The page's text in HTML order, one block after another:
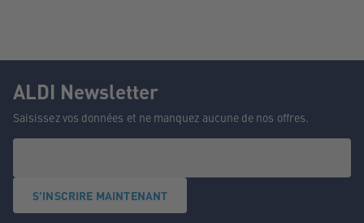
ALDI Newsletter
Saisissez vos données et ne manquez aucune de nos offres.
S'INSCRIRE MAINTENANT